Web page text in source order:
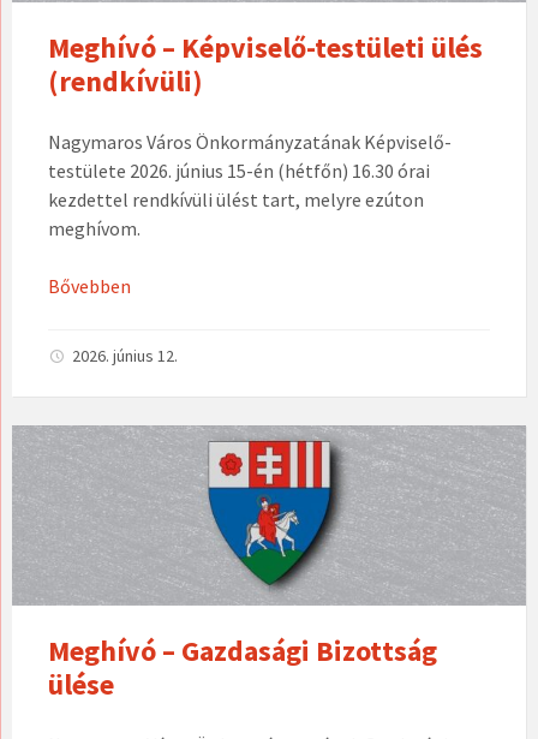
Meghívó – Képviselő-testületi ülés
(rendkívüli)
Nagymaros Város Önkormányzatának Képviselő-
testülete 2026. június 15-én (hétfőn) 16.30 órai
kezdettel rendkívüli ülést tart, melyre ezúton
meghívom.
Bővebben
2026. június 12.
Meghívó – Gazdasági Bizottság
ülése